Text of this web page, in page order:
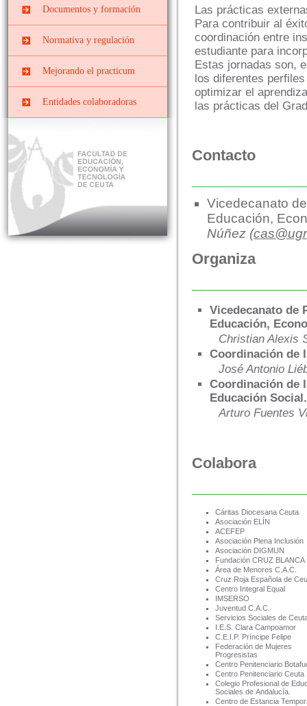
PRIMARIA
mención]
de Educación Social
Centros docentes
Prácticas
EXTRACURRICULARES
Prácticas ERASMUS
Documentos y formación
Cursos, congresos y
jornadas
Documentos y Tutoriales
Normativa y regulación
Convenios y Órdenes
Reguladoras
Comisiones
Interna
Planes de prácticas
Mejorando el practicum
Datos y cifras de cursos
anteriores
El Prácticum en los
estudios de grado
Educación Primaria
Educación Social
Entidades colaboradoras
Las prácticas
Para contribuir al
coordinación entre
estudiante para
Estas jornadas son,
los diferentes
optimizar el
las prácticas del
Contacto
Vicedecanato
Educación,
Núñez (
Organiza
Vicedecanato de
Educación,
Christian Alexis
Coordinación de
José Antonio
Coordinación de
Educación
Arturo Fuentes
Colabora
Cáritas Diocesana Ceuta
Asociación ELÍN
ACEFEP
Asociación Plena Inclusión
Asociación DIGMUN
Fundación CRUZ BLANCA
Área de Menores C.A.C.
Cruz Roja Española de
Centro Integral Equal
IMSERSO
Juventud C.A.C.
Servicios Sociales de
I.E.S. Clara Campoamor
C.E.I.P. Príncipe Felipe
Federación de Mujeres
Centro Penitenciario
Centro Penitenciario Ceuta
Colegio Profesional de
Sociales de Andalucía.
Centro de Estancia